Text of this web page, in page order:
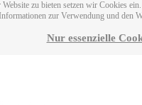
zu bieten setzen wir Cookies
zur Verwendung und den
Nur essenzielle